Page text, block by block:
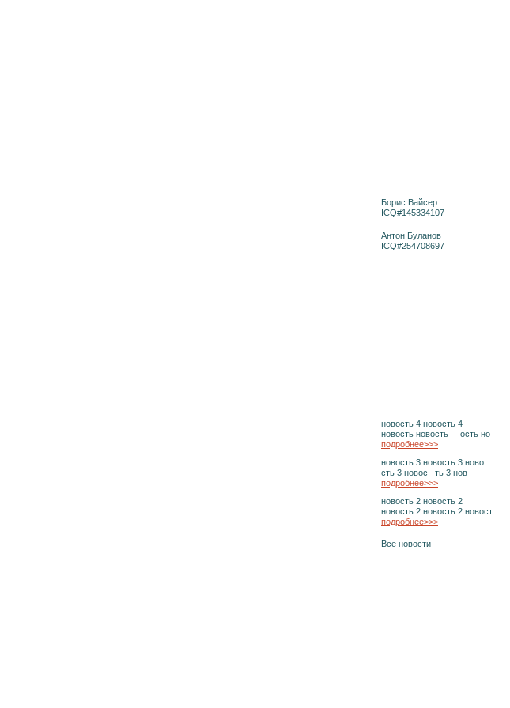
Борис Вайсер
ICQ#145334107
Антон Буланов
ICQ#254708697
новость 4 новость 4
новость новость ость но
подробнее>>>
новость 3 новость 3 ново
сть 3 новос ть 3 нов
подробнее>>>
новость 2 новость 2
новость 2 новость 2 новост
подробнее>>>
Все новости